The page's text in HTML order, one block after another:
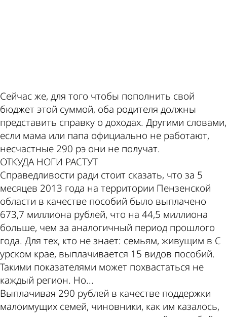
Сейчас же, для того чтобы пополнить свой
бюджет этой суммой, оба родителя должны
представить справку о доходах. Другими словами,
если мама или папа официально не работают,
несчастные 290 рэ они не получат.
ОТКУДА НОГИ РАСТУТ
Справедливости ради стоит сказать, что за 5
месяцев 2013 года на территории Пензенской
области в качестве пособий было выплачено
673,7 миллиона рублей, что на 44,5 миллиона
больше, чем за аналогичный период прошлого
года. Для тех, кто не знает: семьям, живущим в С
урском крае, выплачивается 15 видов пособий.
Такими показателями может похвастаться не
каждый регион. Но...
Выплачивая 290 рублей в качестве поддержки
малоимущих семей, чиновники, как им казалось,